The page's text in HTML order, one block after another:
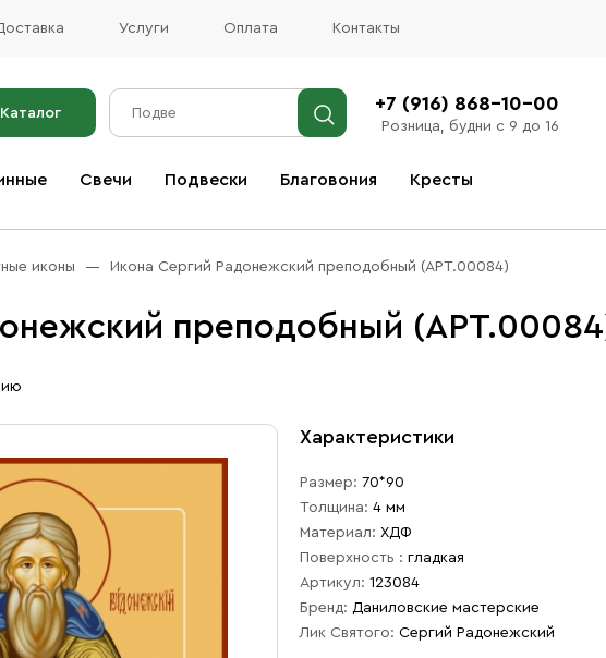
Услуги Оплата Контакты
Каталог +7 (916) 868-10-00
Розница, будни с 9 до 16
Свечи Подвески Благовония Кресты
иконы Икона Сергий Радонежский преподобный (АРТ.00084)
преподобный
Характеристики
Размер: 70*90
Толщина: 4 мм
Материал: ХДФ
Поверхность : гладкая
Артикул: 123084
Бренд: Даниловские мастерские
Лик Святого: Сергий Радонежский